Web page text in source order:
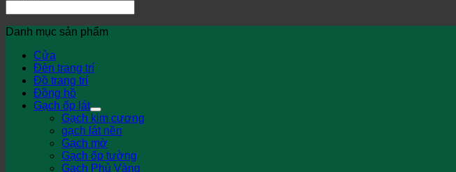
Danh mục sản phẩm
Cửa
Đèn trang trí
Đồ trang trí
Đồng hồ
Gạch ốp lát
Gạch kim cương
gạch lát nền
Gạch mờ
Gạch ốp tường
Gạch Phủ Vàng